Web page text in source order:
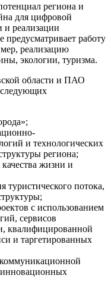
региона и
для цифровой
и реализации
работу
реализацию
экологии, туризма.
области и ПАО
следующих
и технологических
региона;
жизни и
потока,
с использованием
сервисов
квалифицированной
и таргетированных
инновационных